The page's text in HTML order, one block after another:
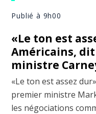
Publié à 9h00
«Le ton est
Américains,
ministre
«Le ton est assez
premier ministre
les négociations